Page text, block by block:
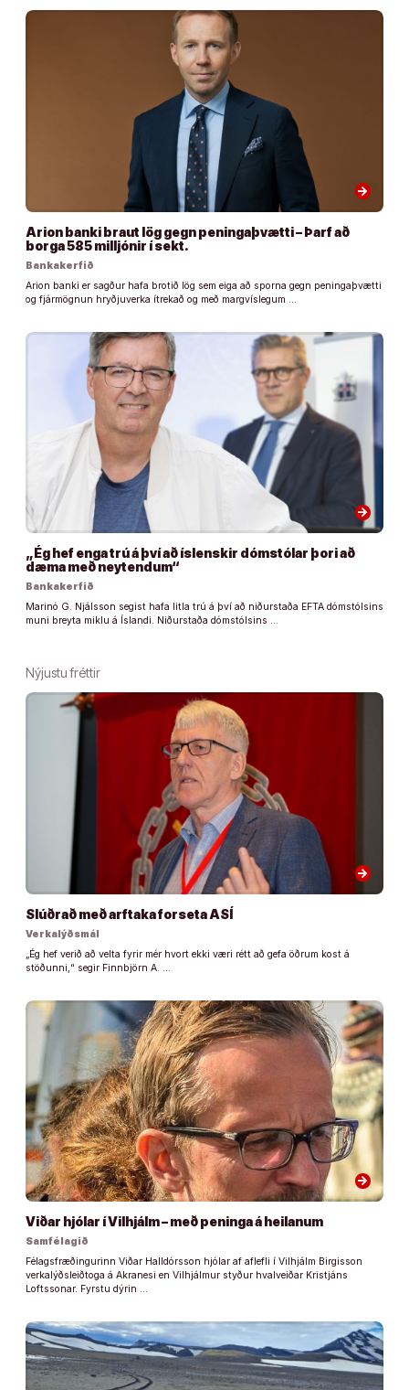
arrow_forward
Arion banki braut lög gegn peningaþvætti – Þarf að
borga 585 milljónir í sekt.
Bankakerfið
Arion banki er sagður hafa brotið lög sem eiga að sporna gegn peningaþvætti
og fjármögnun hryðjuverka ítrekað og með margvíslegum …
arrow_forward
„Ég hef enga trú á því að íslenskir dómstólar þori að
dæma með neytendum“
Bankakerfið
Marinó G. Njálsson segist hafa litla trú á því að niðurstaða EFTA dómstólsins
muni breyta miklu á Íslandi. Niðurstaða dómstólsins …
Nýjustu fréttir
arrow_forward
Slúðrað með arftaka forseta ASÍ
Verkalýðsmál
„Ég hef verið að velta fyrir mér hvort ekki væri rétt að gefa öðrum kost á
stöðunni,“ segir Finnbjörn A. …
arrow_forward
Viðar hjólar í Vilhjálm – með peninga á heilanum
Samfélagið
Félagsfræðingurinn Viðar Halldórsson hjólar af aflefli í Vilhjálm Birgisson
verkalýðsleiðtoga á Akranesi en Vilhjálmur styður hvalveiðar Kristjáns
Loftssonar. Fyrstu dýrin …